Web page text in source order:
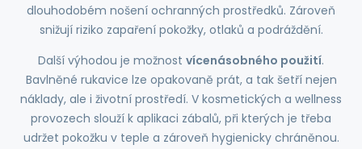
dlouhodobém nošení ochranných prostředků. Zároveň
snižují riziko zapaření pokožky, otlaků a podráždění.
Další výhodou je možnost vícenásobného použití.
Bavlněné rukavice lze opakovaně prát, a tak šetří nejen
náklady, ale i životní prostředí. V kosmetických a wellness
provozech slouží k aplikaci zábalů, při kterých je třeba
udržet pokožku v teple a zároveň hygienicky chráněnou.